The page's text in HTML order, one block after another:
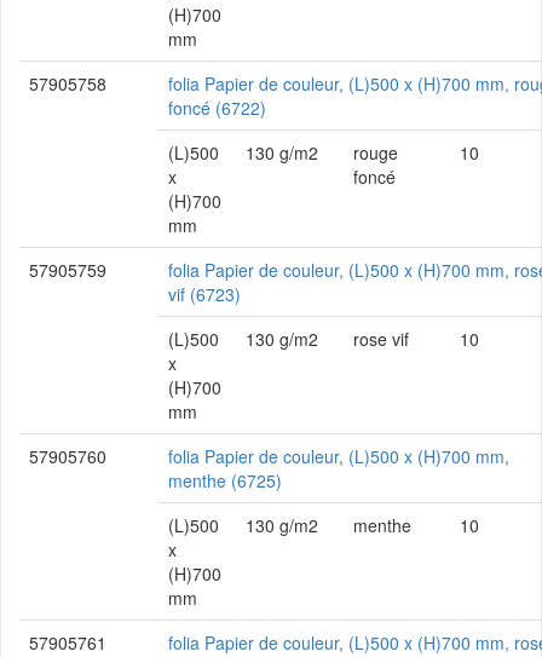
(H)700
mm
57905758
folia Papier de couleur, (L)500 x (H)700 mm,
foncé (6722)
(L)500
x
(H)700
mm
130 g/m2
rouge
foncé
10
57905759
folia Papier de couleur, (L)500 x (H)700 mm,
vif (6723)
(L)500
x
(H)700
mm
130 g/m2 rose vif 10
57905760
folia Papier de couleur, (L)500 x (H)700 mm,
menthe (6725)
(L)500
x
(H)700
mm
130 g/m2 menthe 10
57905761
folia Papier de couleur, (L)500 x (H)700 mm,